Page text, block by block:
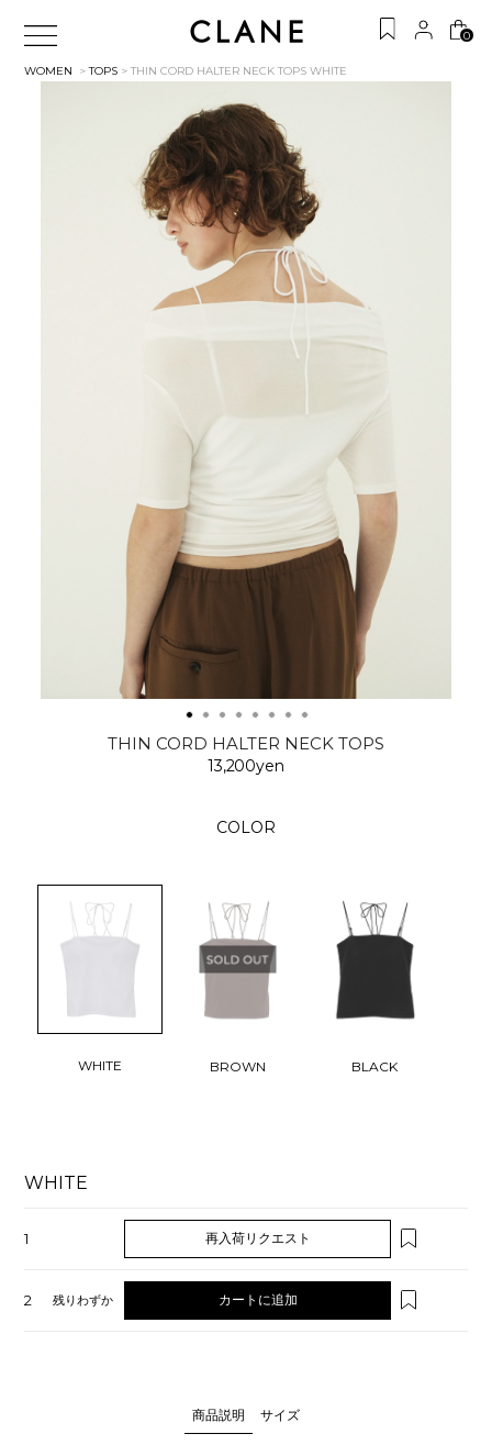
0
WOMEN >TOPS > THIN CORD HALTER NECK TOPSWHITE
THIN CORD HALTER NECK TOPS
13,200yen
COLOR
WHITE BROWN BLACK
WHITE
1 再入荷リクエスト
2 残りわずか カートに追加
商品説明 サイズ